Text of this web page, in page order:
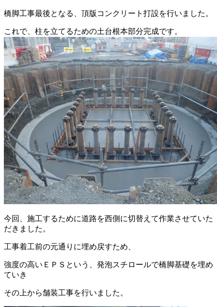
橋脚工事最後となる、頂版コンクリート打設を行いました。
これで、柱を立てるための土台根本部分完成です。
今回、施工するために道路を西側に切替えて作業させていた
だきました。
工事着工前の元通りに埋め戻すため、
強度の高いＥＰＳという、発泡スチロールで橋脚基礎を埋め
ていき
その上から舗装工事を行いました。